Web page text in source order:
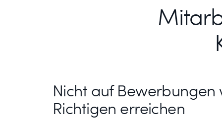
Nicht auf
Richtigen erreichen